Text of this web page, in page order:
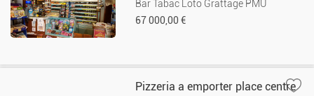
Bar Tabac Loto Grattage PMU
67 000,00 €
Pizzeria a emporter place centre